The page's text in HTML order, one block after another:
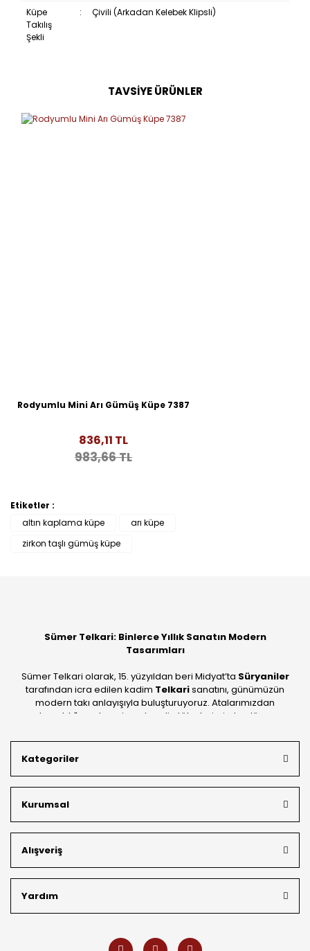
Küpe
Takılış
Şekli
: Çivili (Arkadan Kelebek Klipsli)
TAVSİYE ÜRÜNLER
Rodyumlu Mini Arı Gümüş Küpe 7387
836,11 TL
983,66 TL
Etiketler :
altın kaplama küpe
arı küpe
zirkon taşlı gümüş küpe
Sümer Telkari: Binlerce Yıllık Sanatın Modern
Tasarımları
Sümer Telkari olarak, 15. yüzyıldan beri Midyat’ta Süryaniler
tarafından icra edilen kadim Telkarisanatını, günümüzün
modern takı anlayışıyla buluşturuyoruz. Atalarımızdan
devraldığımız bu mirası; kendi atölyelerimizde, dünya
Mardin’in tarihi dokusunu yansıtan geleneksel işlemeleri, her
müşterilerimizin özel siparişlerini benzersiz bir titizlikle
hazırlıyor; köklü geçmişimizi geleceğin takı modasına
güvenle taşıyoruz.
Kategoriler
Kurumsal
Alışveriş
Yardım